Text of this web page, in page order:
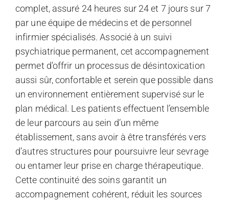
complet, assuré 24 heures sur 24 et 7 jours sur 7
par une équipe de médecins et de personnel
infirmier spécialisés. Associé à un suivi
psychiatrique permanent, cet accompagnement
permet d’offrir un processus de désintoxication
aussi sûr, confortable et serein que possible dans
un environnement entièrement supervisé sur le
plan médical. Les patients effectuent l’ensemble
de leur parcours au sein d’un même
établissement, sans avoir à être transférés vers
d’autres structures pour poursuivre leur sevrage
ou entamer leur prise en charge thérapeutique.
Cette continuité des soins garantit un
accompagnement cohérent, réduit les sources